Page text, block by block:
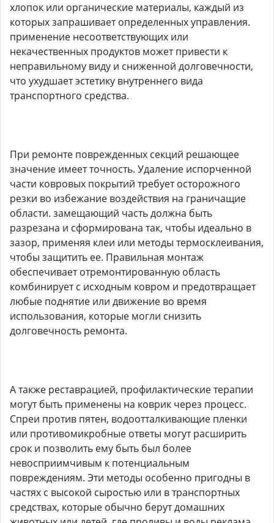
хлопок или органические материалы, каждый из
которых запрашивает определенных управления.
применение несоответствующих или
некачественных продуктов может привести к
неправильному виду и сниженной долговечности,
что ухудшает эстетику внутреннего вида
транспортного средства.
При ремонте поврежденных секций решающее
значение имеет точность. Удаление испорченной
части ковровых покрытий требует осторожного
резки во избежание воздействия на граничащие
области. замещающий часть должна быть
разрезана и сформирована так, чтобы идеально в
зазор, применяя клеи или методы термосклеивания,
чтобы защитить ее. Правильная монтаж
обеспечивает отремонтированную область
комбинирует с исходным ковром и предотвращает
любые поднятие или движение во время
использования, которые могли снизить
долговечность ремонта.
А также реставрацией, профилактические терапии
могут быть применены на коврик через процесс.
Спреи против пятен, водоотталкивающие пленки
или противомикробные ответы могут расширить
срок и позволить ему быть был более
невосприимчивым к потенциальным
повреждениям. Эти методы особенно пригодны в
частях с высокой сыростью или в транспортных
средствах, которые обычно берут домашних